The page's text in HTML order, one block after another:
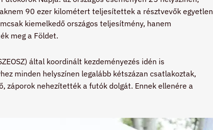
90 ezer kilométert teljesítettek a résztvevők egyetlen
kiemelkedő országos teljesítmény, hanem
meg a Földet.
által koordinált kezdeményezés idén is
minden helyszínen legalább kétszázan csatlakoztak,
záporok nehezítették a futók dolgát. Ennek ellenére a